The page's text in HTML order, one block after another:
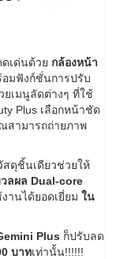
เด่นด้วย กล้องหน้า
มฟังก์ชั่นการปรับ
ยเมนูลัดต่างๆ ที่ใช้
Plus เลือกหน้าชัด
สามารถถ่ายภาพ
สดุชิ้นเดียวช่วยให้
ลผล Dual-core
านได้ยอดเยี่ยม ใน
Plus ก็ปรับลด
บาทเท่านั้น!!!!!!